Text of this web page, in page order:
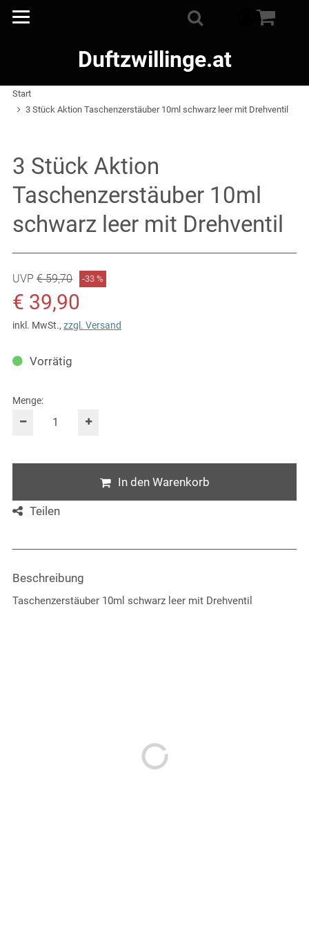
Duftzwillinge.at
Start
3 Stück Aktion Taschenzerstäuber 10ml schwarz leer mit Drehventil
3 Stück Aktion
Taschenzerstäuber 10ml
schwarz leer mit Drehventil
UVP Ursprünglicher Preis: € 59,70
€ 59,70 Rabatt: -33 %
-33 %
Verkaufspreis: € 39,90
€ 39,90
inkl. MwSt.,zzgl. Versand
Vorrätig
Menge:
In den Warenkorb
Teilen
Beschreibung
Taschenzerstäuber 10ml schwarz leer mit Drehventil